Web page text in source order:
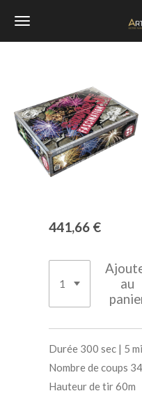
Passer
441,66 €
au
Durée 300 sec | 5
Nombre de coups
Hauteur de tir 60m